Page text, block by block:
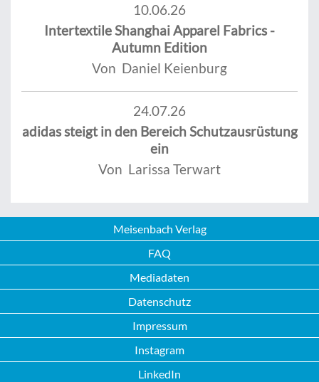
10.06.26
Intertextile Shanghai Apparel Fabrics -
Autumn Edition
Von Daniel Keienburg
24.07.26
adidas steigt in den Bereich Schutzausrüstung
ein
Von Larissa Terwart
Meisenbach Verlag
FAQ
Mediadaten
Datenschutz
Impressum
Instagram
LinkedIn